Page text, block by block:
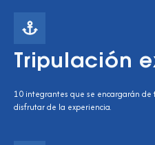
Tripulación
10 integrantes que se encargarán de
disfrutar de la experiencia.